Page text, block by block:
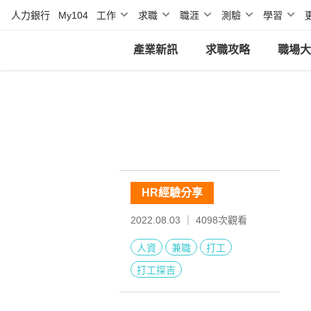
人力銀行 My104 工作 求職 職涯 測驗 學習
產業新訊 求職攻略 職場
HR經驗分享
2022.08.03 ｜ 4098次觀看
人資 兼職
打工
打工探吉